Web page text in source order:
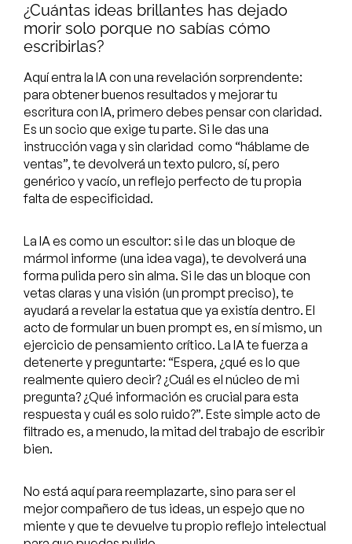
¿Cuántas ideas brillantes has dejado
morir solo porque no sabías cómo
escribirlas?
Aquí entra la IA con una revelación sorprendente:
para obtener buenos resultados y mejorar tu
escritura con IA, primero debes pensar con claridad.
Es un socio que exige tu parte. Si le das una
instrucción vaga y sin claridad como “háblame de
ventas”, te devolverá un texto pulcro, sí, pero
genérico y vacío, un reflejo perfecto de tu propia
falta de especificidad.
La IA es como un escultor: si le das un bloque de
mármol informe (una idea vaga), te devolverá una
forma pulida pero sin alma. Si le das un bloque con
vetas claras y una visión (un prompt preciso), te
ayudará a revelar la estatua que ya existía dentro. El
acto de formular un buen prompt es, en sí mismo, un
ejercicio de pensamiento crítico. La IA te fuerza a
detenerte y preguntarte: “Espera, ¿qué es lo que
realmente quiero decir? ¿Cuál es el núcleo de mi
pregunta? ¿Qué información es crucial para esta
respuesta y cuál es solo ruido?”. Este simple acto de
filtrado es, a menudo, la mitad del trabajo de escribir
bien.
No está aquí para reemplazarte, sino para ser el
mejor compañero de tus ideas, un espejo que no
miente y que te devuelve tu propio reflejo intelectual